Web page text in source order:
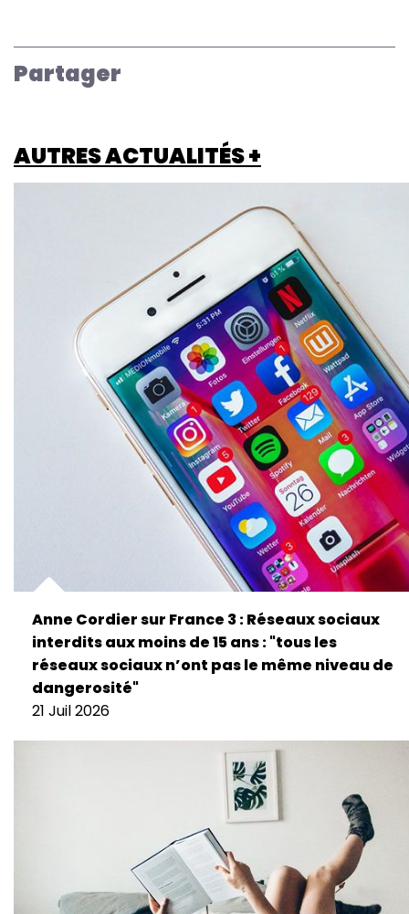
Partager
AUTRES ACTUALITÉS +
Anne Cordier sur France 3 : Réseaux sociaux
interdits aux moins de 15 ans : "tous les
réseaux sociaux n’ont pas le même niveau de
dangerosité"
21 Juil 2026